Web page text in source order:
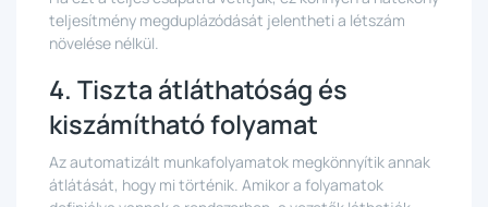
teljesítmény megduplázódását jelentheti a létszám
növelése nélkül.
4. Tiszta átláthatóság és
kiszámítható folyamat
Az automatizált munkafolyamatok megkönnyítik annak
átlátását, hogy mi történik. Amikor a folyamatok